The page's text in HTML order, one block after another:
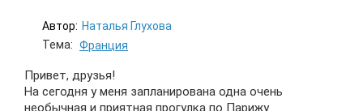
Автор: Наталья Глухова
Тема: Франция
Привет, друзья!
На сегодня у меня запланирована одна очень
необычная и приятная прогулка по Парижу.